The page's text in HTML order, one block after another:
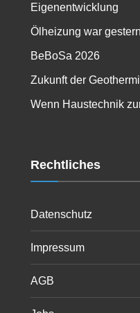
Eigenentwicklung
Ölheizung war gestern
BeBoSa 2026
Zukunft der
Wenn Haustechnik
Rechtliches
Datenschutz
Impressum
AGB